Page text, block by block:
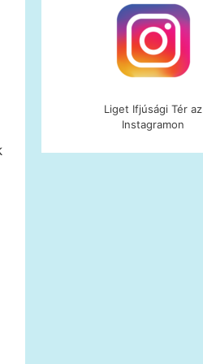
Liget Ifjúsági Tér az
Instagramon